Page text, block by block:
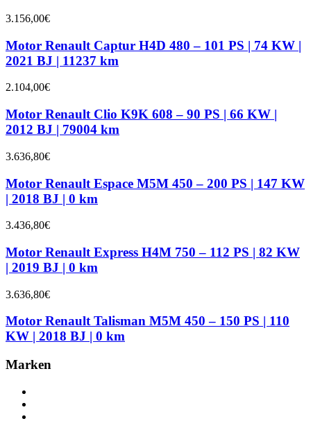
3.156,00€
Motor Renault Captur H4D 480 – 101 PS | 74 KW |
2021 BJ | 11237 km
2.104,00€
Motor Renault Clio K9K 608 – 90 PS | 66 KW |
2012 BJ | 79004 km
3.636,80€
Motor Renault Espace M5M 450 – 200 PS | 147 KW
| 2018 BJ | 0 km
3.436,80€
Motor Renault Express H4M 750 – 112 PS | 82 KW
| 2019 BJ | 0 km
3.636,80€
Motor Renault Talisman M5M 450 – 150 PS | 110
KW | 2018 BJ | 0 km
Marken